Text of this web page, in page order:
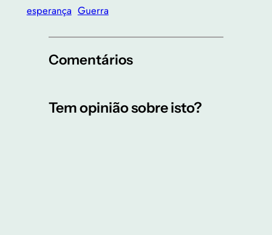
esperança Guerra
Comentários
Tem opinião sobre isto?